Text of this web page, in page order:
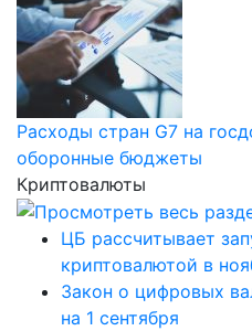
Расходы стран G7 на
оборонные бюджеты
Криптовалюты
ЦБ рассчитывает
криптовалютой в
Закон о цифровых
на 1 сентября